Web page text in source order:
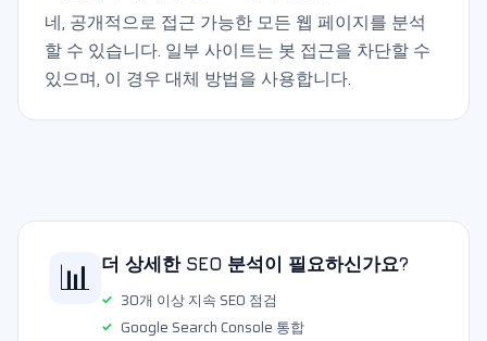
네, 공개적으로 접근 가능한 모든 웹 페이지를 분석
할 수 있습니다. 일부 사이트는 봇 접근을 차단할 수
있으며, 이 경우 대체 방법을 사용합니다.
📊 더 상세한 SEO 분석이 필요하신가요?
30개 이상 지속 SEO 점검
Google Search Console 통합